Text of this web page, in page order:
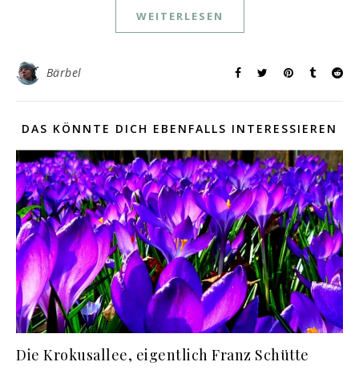
WEITERLESEN
Bärbel
DAS KÖNNTE DICH EBENFALLS INTERESSIEREN
Die Krokusallee, eigentlich Franz Schütte